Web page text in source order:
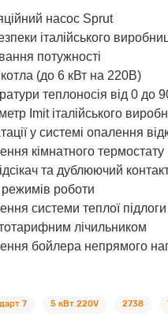
насос Sprut
італійського
потужності
(до 6 кВт на 220В)
теплоносія від 0 до
Imit італійського
у системі опалення
кімнатного
та дублюючий
режимів роботи
системи теплої підлоги
лічильником
бойлера непрямого
7 5 кВт 220V 2738